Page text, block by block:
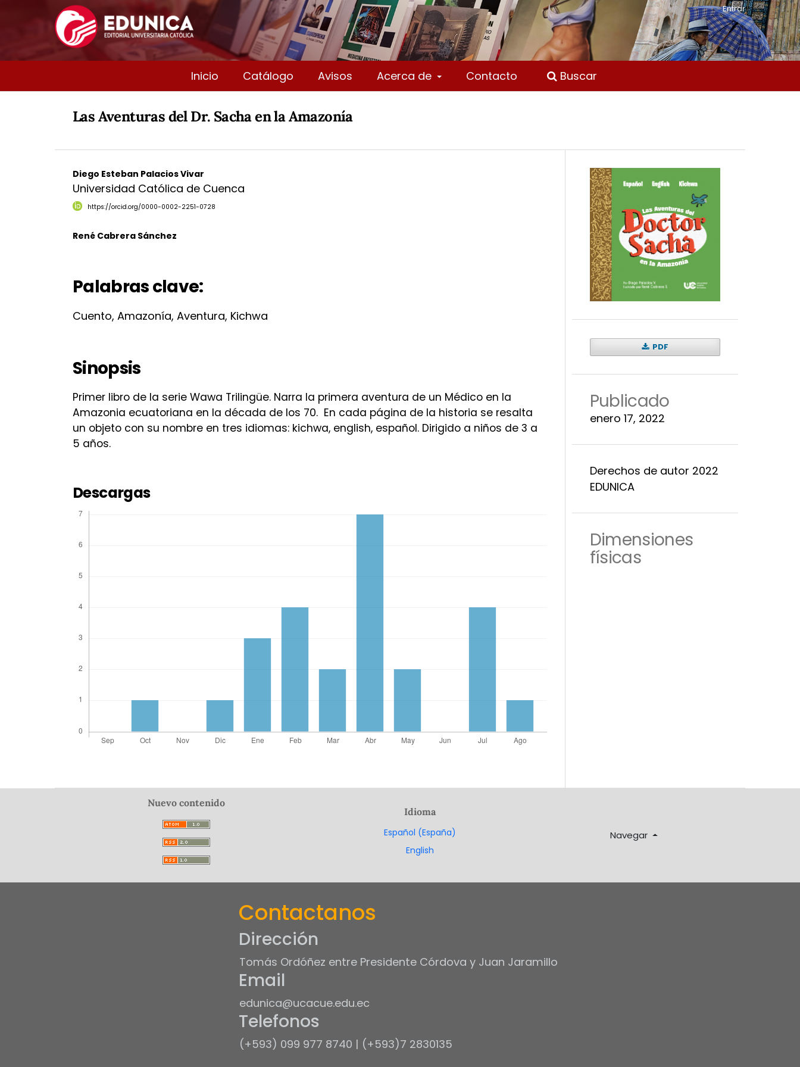
Inicio Catálogo Avisos Acerca de Contacto Buscar
Entrar
Las Aventuras del Dr. Sacha en la Amazonía
Diego Esteban Palacios Vivar
Universidad Católica de Cuenca
https://orcid.org/0000-0002-2251-0728
René Cabrera Sánchez
Palabras clave:
Cuento, Amazonía, Aventura, Kichwa
Sinopsis
Primer libro de la serie Wawa Trilingüe. Narra la primera aventura de un Médico en la
Amazonia ecuatoriana en la década de los 70. En cada página de la historia se resalta
un objeto con su nombre en tres idiomas: kichwa, english, español. Dirigido a niños de 3 a
5 años.
Descargas
PDF
Publicado
enero 17, 2022
Derechos de autor 2022
EDUNICA
Dimensiones
físicas
Nuevo contenido
Idioma
Español (España)
English
Navegar
Contactanos
Dirección
Tomás Ordóñez entre Presidente Córdova y Juan Jaramillo
Email
edunica@ucacue.edu.ec
Telefonos
(+593) 099 977 8740 | (+593)7 2830135